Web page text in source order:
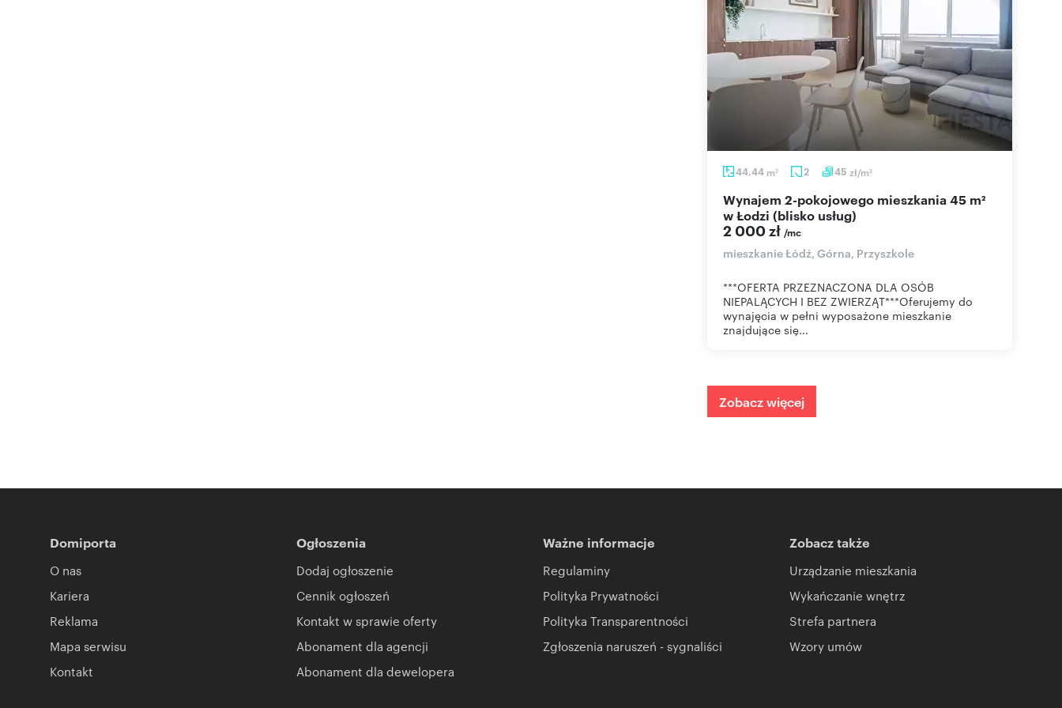
44,44 m2 2 45 zł/m2
Wynajem 2-pokojowego mieszkania 45 m²
w Łodzi (blisko usług)
2 000 zł /mc
mieszkanie Łódź, Górna, Przyszkole
***OFERTA PRZEZNACZONA DLA OSÓB
NIEPALĄCYCH I BEZ ZWIERZĄT***Oferujemy do
wynajęcia w pełni wyposażone mieszkanie
znajdujące się...
Zobacz więcej
Domiporta
O nas
Kariera
Reklama
Mapa serwisu
Kontakt
Ogłoszenia
Dodaj ogłoszenie
Cennik ogłoszeń
Kontakt w sprawie oferty
Abonament dla agencji
Abonament dla dewelopera
Ważne informacje
Regulaminy
Polityka Prywatności
Polityka Transparentności
Zgłoszenia naruszeń - sygnaliści
Zobacz także
Urządzanie mieszkania
Wykańczanie wnętrz
Strefa partnera
Wzory umów